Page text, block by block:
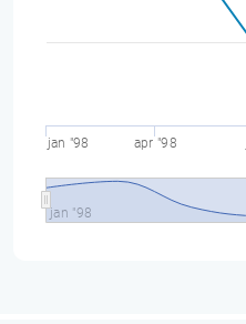
jan "98 apr "98
jan "98